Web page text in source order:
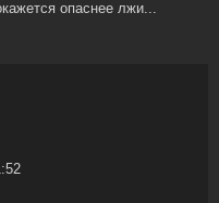
опаснее лжи...